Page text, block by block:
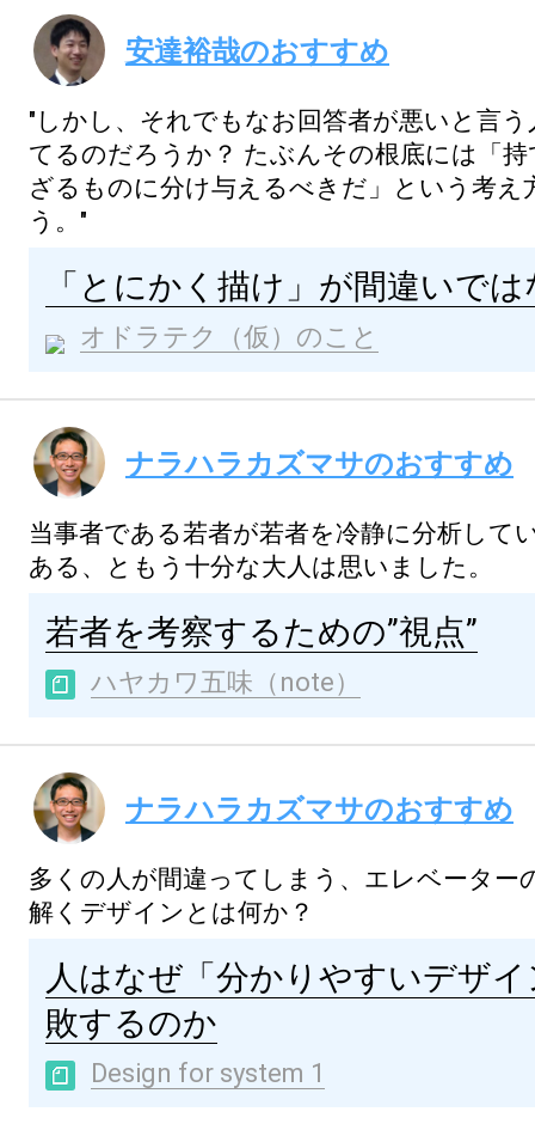
安達裕哉のおすすめ
"しかし、それでもなお回答者が悪いと言
てるのだろうか？ たぶんその根底には「
ざるものに分け与えるべきだ」という考え
う。"
「とにかく描け」が間違いで
オドラテク（仮）のこと
ナラハラカズマサのおすすめ
当事者である若者が若者を冷静に分析して
ある、ともう十分な大人は思いました。
若者を考察するための”視点”
ハヤカワ五味（note）
ナラハラカズマサのおすすめ
多くの人が間違ってしまう、エレベーター
解くデザインとは何か？
人はなぜ「分かりやすいデザ
敗するのか
Design for system 1